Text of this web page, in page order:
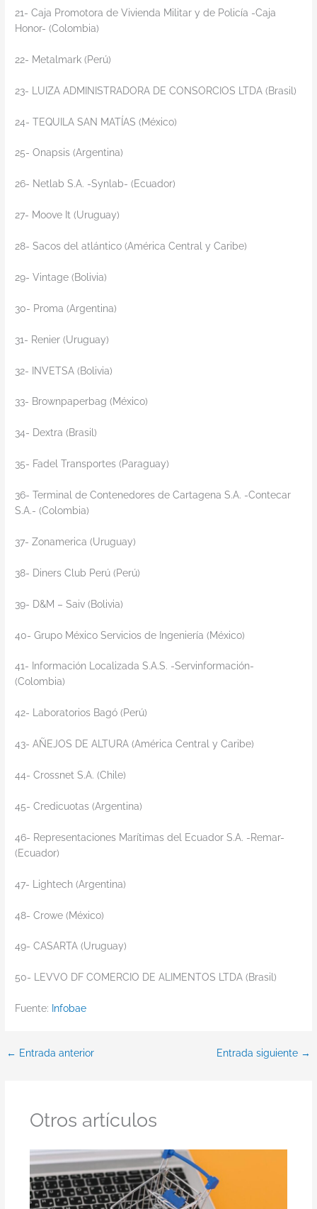
21- Caja Promotora de Vivienda Militar y de Policía -Caja
Honor- (Colombia)
22- Metalmark (Perú)
23- LUIZA ADMINISTRADORA DE CONSORCIOS LTDA (Brasil)
24- TEQUILA SAN MATÍAS (México)
25- Onapsis (Argentina)
26- Netlab S.A. -Synlab- (Ecuador)
27- Moove It (Uruguay)
28- Sacos del atlántico (América Central y Caribe)
29- Vintage (Bolivia)
30- Proma (Argentina)
31- Renier (Uruguay)
32- INVETSA (Bolivia)
33- Brownpaperbag (México)
34- Dextra (Brasil)
35- Fadel Transportes (Paraguay)
36- Terminal de Contenedores de Cartagena S.A. -Contecar
S.A.- (Colombia)
37- Zonamerica (Uruguay)
38- Diners Club Perú (Perú)
39- D&M – Saiv (Bolivia)
40- Grupo México Servicios de Ingeniería (México)
41- Información Localizada S.A.S. -Servinformación-
(Colombia)
42- Laboratorios Bagó (Perú)
43- AÑEJOS DE ALTURA (América Central y Caribe)
44- Crossnet S.A. (Chile)
45- Credicuotas (Argentina)
46- Representaciones Marítimas del Ecuador S.A. -Remar-
(Ecuador)
47- Lightech (Argentina)
48- Crowe (México)
49- CASARTA (Uruguay)
50- LEVVO DF COMERCIO DE ALIMENTOS LTDA (Brasil)
Fuente: Infobae
← Entrada anterior Entrada siguiente →
Otros artículos